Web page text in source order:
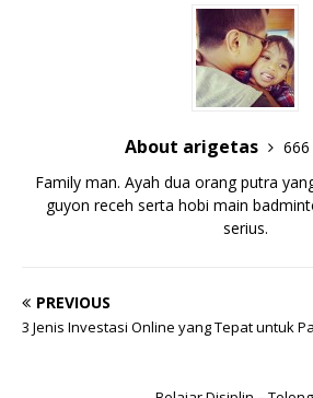
About arigetas
Family man. Ayah dua orang putra
guyon receh serta hobi main
serius.
PREVIOUS
3 Jenis Investasi Online yang Tepat untuk